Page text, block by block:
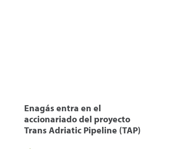
Enagás entra en el
accionariado del proyecto
Trans Adriatic Pipeline (TAP)